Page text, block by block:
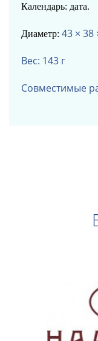
Календарь: дата.
Диаметр: 43 × 38
Вес: 143 г
Совместимые